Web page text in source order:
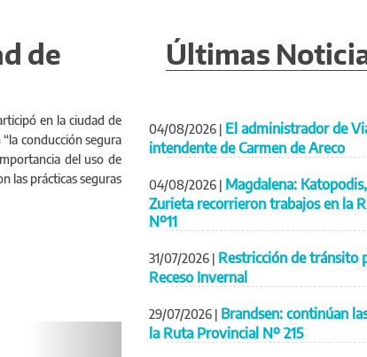
de
en la ciudad de
conducción segura
del uso de
las prácticas seguras
Siguiente
Últimas
04/08/2026 | El administrador de
intendente de Carmen de Areco
04/08/2026 | Magdalena:
Zurieta recorrieron trabajos en la
Nº11
31/07/2026 | Restricción de tránsito
Receso Invernal
29/07/2026 | Brandsen: continúan
la Ruta Provincial Nº 215